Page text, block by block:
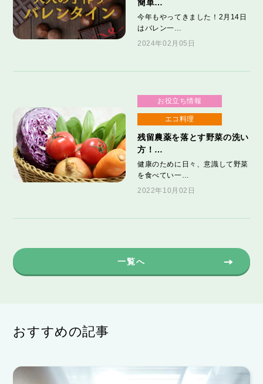
簡単…
今年もやってきました！2月14日
はバレン一…
2024年02月05日
お役立ち情報
エコ料理
残留農薬を落とす野菜の洗い
方！…
健康のために日々、意識して野菜
を食べてい一…
2022年10月02日
一覧へ
おすすめの記事